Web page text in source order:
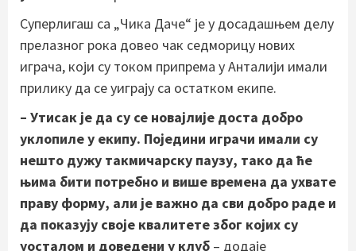
Суперлигаш са „Чика Даче“ је у досадашњем делу
прелазног рока довео чак седморицу нових
играча, који су током припрема у Анталији имали
прилику да се уиграју са остатком екипе.
– Утисак је да су се новајлије доста добро
уклопиле у екипу. Поједини играчи имали су
нешто дужу такмичарску паузу, тако да ће
њима бити потребно и више времена да ухвате
праву форму, али је важно да сви добро раде и
да показују своје квалитете због којих су
уосталом и доведени у клуб – додаје